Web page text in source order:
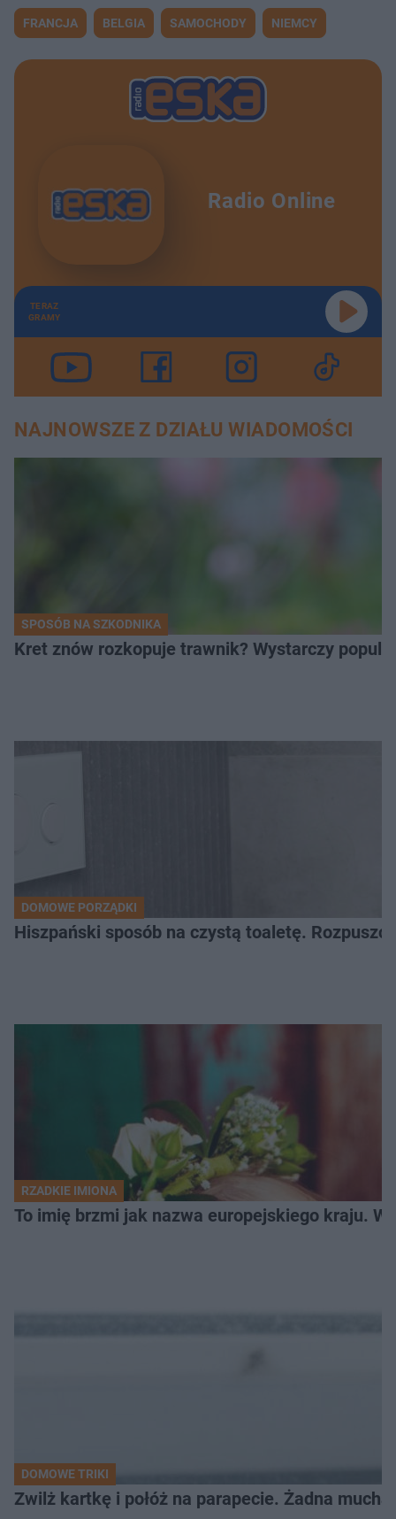
FRANCJA BELGIA SAMOCHODY NIEMCY
Radio Online
TERAZ
GRAMY
NAJNOWSZE Z DZIAŁU WIADOMOŚCI
SPOSÓB NA SZKODNIKA
Kret znów rozkopuje trawnik? Wystarczy
DOMOWE PORZĄDKI
Hiszpański sposób na czystą toaletę.
RZADKIE IMIONA
To imię brzmi jak nazwa europejskiego kraju.
DOMOWE TRIKI
Zwilż kartkę i połóż na parapecie. Żadna